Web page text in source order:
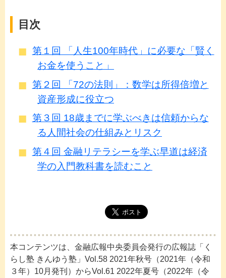
目次
第１回 「人生100年時代」に必要な「賢く
お金を使うこと」
第２回 「72の法則」：数学は所得倍増と
資産形成に役立つ
第３回 18歳までに学ぶべきは信頼からな
る人間社会の仕組みとリスク
第４回 金融リテラシーを学ぶ早道は経済
学の入門教科書を読むこと
本コンテンツは、金融広報中央委員会発行の広報誌「く
らし塾 きんゆう塾」Vol.58 2021年秋号（2021年（令和
３年）10月発刊）からVol.61 2022年夏号（2022年（令